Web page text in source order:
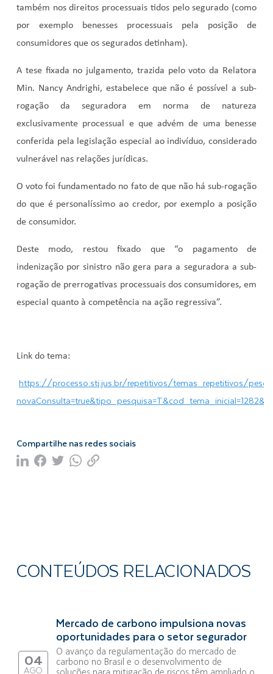
também nos direitos processuais tidos pelo segurado (como
por exemplo benesses processuais pela posição de
consumidores que os segurados detinham).
A tese fixada no julgamento, trazida pelo voto da Relatora
Min. Nancy Andrighi, estabelece que não é possível a sub-
rogação da seguradora em norma de natureza
exclusivamente processual e que advém de uma benesse
conferida pela legislação especial ao indivíduo, considerado
vulnerável nas relações jurídicas.
O voto foi fundamentado no fato de que não há sub-rogação
do que é personalíssimo ao credor, por exemplo a posição
de consumidor.
Deste modo, restou fixado que “o pagamento de
indenização por sinistro não gera para a seguradora a sub-
rogação de prerrogativas processuais dos consumidores, em
especial quanto à competência na ação regressiva”.
Link do tema:
https://processo.stj.jus.br/repetitivos/temas_repetitivos/
Compartilhe nas redes sociais
CONTEÚDOS RELACIONADOS
04
AGO
Mercado de carbono impulsiona novas
oportunidades para o setor segurador
O avanço da regulamentação do mercado de
carbono no Brasil e o desenvolvimento de